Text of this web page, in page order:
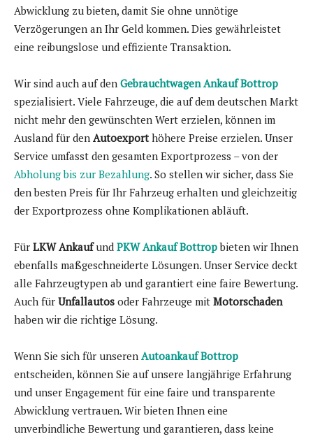
Abwicklung zu bieten, damit Sie ohne unnötige
Verzögerungen an Ihr Geld kommen. Dies gewährleistet
eine reibungslose und effiziente Transaktion.
Wir sind auch auf den Gebrauchtwagen Ankauf Bottrop
spezialisiert. Viele Fahrzeuge, die auf dem deutschen Markt
nicht mehr den gewünschten Wert erzielen, können im
Ausland für den Autoexporthöhere Preise erzielen. Unser
Service umfasst den gesamten Exportprozess – von der
Abholung bis zur Bezahlung. So stellen wir sicher, dass Sie
den besten Preis für Ihr Fahrzeug erhalten und gleichzeitig
der Exportprozess ohne Komplikationen abläuft.
Für LKW Ankaufund PKW Ankauf Bottropbieten wir Ihnen
ebenfalls maßgeschneiderte Lösungen. Unser Service deckt
alle Fahrzeugtypen ab und garantiert eine faire Bewertung.
Auch für Unfallautos oder Fahrzeuge mit Motorschaden
haben wir die richtige Lösung.
Wenn Sie sich für unseren Autoankauf Bottrop
entscheiden, können Sie auf unsere langjährige Erfahrung
und unser Engagement für eine faire und transparente
Abwicklung vertrauen. Wir bieten Ihnen eine
unverbindliche Bewertung und garantieren, dass keine